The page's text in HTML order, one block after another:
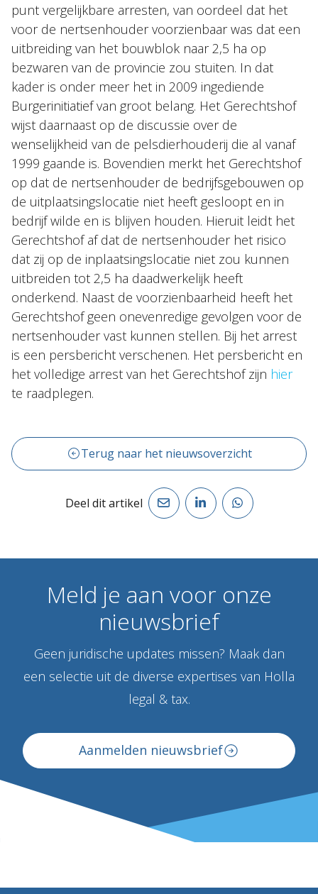
punt vergelijkbare arresten, van oordeel dat het
voor de nertsenhouder voorzienbaar was dat een
uitbreiding van het bouwblok naar 2,5 ha op
bezwaren van de provincie zou stuiten. In dat
kader is onder meer het in 2009 ingediende
Burgerinitiatief van groot belang. Het Gerechtshof
wijst daarnaast op de discussie over de
wenselijkheid van de pelsdierhouderij die al vanaf
1999 gaande is. Bovendien merkt het Gerechtshof
op dat de nertsenhouder de bedrijfsgebouwen op
de uitplaatsingslocatie niet heeft gesloopt en in
bedrijf wilde en is blijven houden. Hieruit leidt het
Gerechtshof af dat de nertsenhouder het risico
dat zij op de inplaatsingslocatie niet zou kunnen
uitbreiden tot 2,5 ha daadwerkelijk heeft
onderkend. Naast de voorzienbaarheid heeft het
Gerechtshof geen onevenredige gevolgen voor de
nertsenhouder vast kunnen stellen. Bij het arrest
is een persbericht verschenen. Het persbericht en
het volledige arrest van het Gerechtshof zijn hier
te raadplegen.
Terug naar het nieuwsoverzicht
Deel dit artikel
Meld je aan voor onze
nieuwsbrief
Geen juridische updates missen? Maak dan
een selectie uit de diverse expertises van Holla
legal & tax.
Aanmelden nieuwsbrief